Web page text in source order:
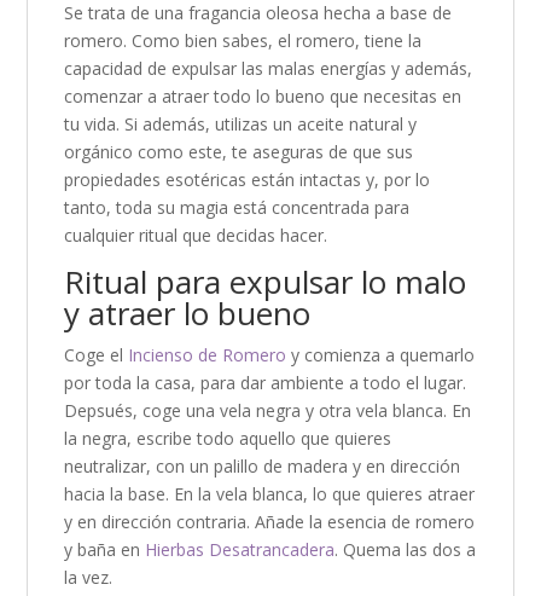
Se trata de una fragancia oleosa hecha a base de
romero. Como bien sabes, el romero, tiene la
capacidad de expulsar las malas energías y además,
comenzar a atraer todo lo bueno que necesitas en
tu vida. Si además, utilizas un aceite natural y
orgánico como este, te aseguras de que sus
propiedades esotéricas están intactas y, por lo
tanto, toda su magia está concentrada para
cualquier ritual que decidas hacer.
Ritual para expulsar lo malo
y atraer lo bueno
Coge el Incienso de Romero y comienza a quemarlo
por toda la casa, para dar ambiente a todo el lugar.
Depsués, coge una vela negra y otra vela blanca. En
la negra, escribe todo aquello que quieres
neutralizar, con un palillo de madera y en dirección
hacia la base. En la vela blanca, lo que quieres atraer
y en dirección contraria. Añade la esencia de romero
y baña en Hierbas Desatrancadera. Quema las dos a
la vez.